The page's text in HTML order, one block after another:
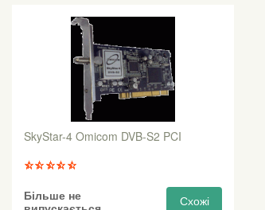
SkyStar-4 Omicom DVB-S2 PCI
Більше не
Схожі